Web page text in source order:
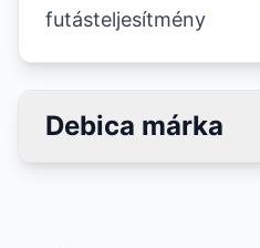
futásteljesítmény
Debica márka